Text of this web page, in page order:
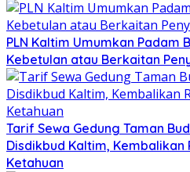
PLN Kaltim Umumkan Padam
Kebetulan atau Berkaitan
Tarif Sewa Gedung Taman
Disdikbud Kaltim, Kembalikan
Ketahuan